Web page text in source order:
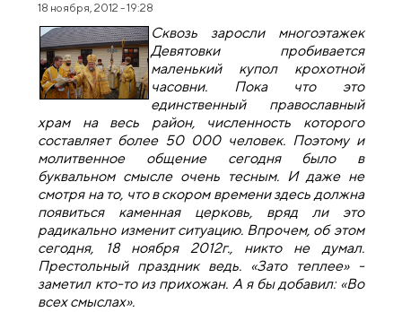
18 ноября, 2012 - 19:28
Сквозь заросли многоэтажек
Девятовки пробивается
маленький купол крохотной
часовни. Пока что это
единственный православный
храм на весь район, численность которого
составляет более 50 000 человек. Поэтому и
молитвенное общение сегодня было в
буквальном смысле очень тесным. И даже не
смотря на то, что в скором времени здесь должна
появиться каменная церковь, вряд ли это
радикально изменит ситуацию. Впрочем, об этом
сегодня, 18 ноября 2012г., никто не думал.
Престольный праздник ведь. «Зато теплее» -
заметил кто-то из прихожан. А я бы добавил: «Во
всех смыслах».